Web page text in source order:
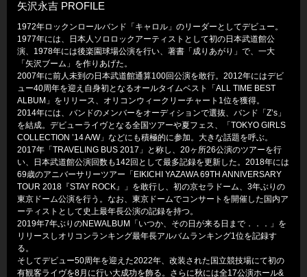
矢沢永吉 PROFILE
1972年ロックンロールバンド「キャロル」のリーダーとしてデビュー。
1977年には、日本人ソロロックアーティストとして初の日本武道館公
演、1978年には後楽園球場公演を行い、著書「成りあがり」で、一大
「矢沢ブーム」を作りあげた。
2007年に前人未到の日本武道館通算100回公演を敢行。2012年にはデビ
ュー40周年を迎え自身初となるオールタイムベスト「ALL TIME BEST
ALBUM」をリリース、オリコンウィークリーチャート1位を獲得。
2014年には、バンドのメンバーをオーディションで選抜、バンド「Z’s」
を結成。デビューライヴとなる全国ツアーや夏フェス、「TOKYO GIRLS
COLLECTION ’14 A/W」などにも積極的に参加。大きな話題を呼ぶ。
2017年「TRAVELING BUS 2017」と称し、20ヶ所26公演のツアーを行
い、日本武道館公演回数も142回として最多記録を更新した。2018年には
69歳のアニバーサリーツアー「EIKICHI YAZAWA 69TH ANNIVERSARY
TOUR 2018『STAY ROCK』」を敢行し、初の京セラドーム、3年ぶりの
東京ドーム公演を行う。なお、東京ドームでコンサートを開催した国内ア
ーティストとして史上最年長公演の記録を持つ。
2019年7年ぶりのNEWALBUM「いつか、その日が来る日まで．．．」を
リリースしオリコンランキング最年長アルバムランキング1位を記録す
る。
そしてデビュー50周年を迎えた2022年、改装された国立競技場にて初の
有観客ライヴを8月に行い大成功を飾る。さらに秋には全17公演ホール&